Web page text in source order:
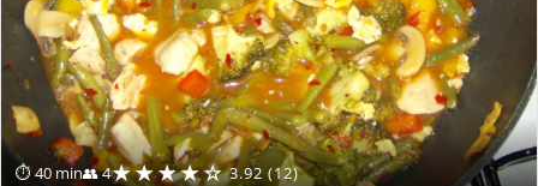
⏱ 40 min👥 4★★★★☆ 3.92 (12)